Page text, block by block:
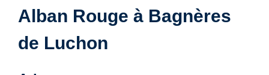
Alban Rouge à Bagnères
de Luchon